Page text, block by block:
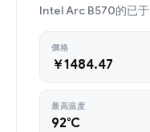
Intel Arc B570的已于
價格
￥1484.47
最高温度
92°C